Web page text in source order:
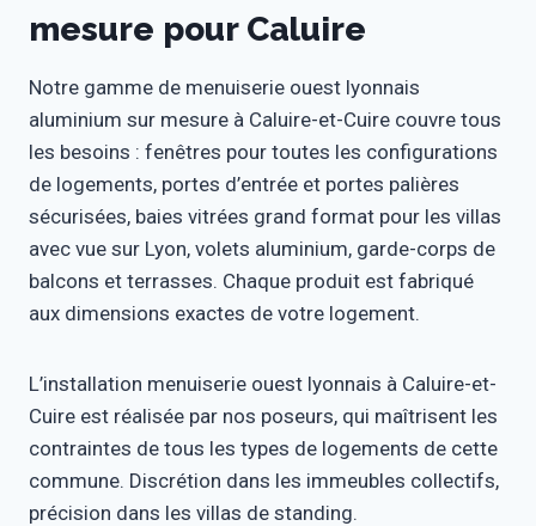
mesure pour Caluire
Notre gamme de menuiserie ouest lyonnais
aluminium sur mesure à Caluire-et-Cuire couvre tous
les besoins : fenêtres pour toutes les configurations
de logements, portes d’entrée et portes palières
sécurisées, baies vitrées grand format pour les villas
avec vue sur Lyon, volets aluminium, garde-corps de
balcons et terrasses. Chaque produit est fabriqué
aux dimensions exactes de votre logement.
L’installation menuiserie ouest lyonnais à Caluire-et-
Cuire est réalisée par nos poseurs, qui maîtrisent les
contraintes de tous les types de logements de cette
commune. Discrétion dans les immeubles collectifs,
précision dans les villas de standing.